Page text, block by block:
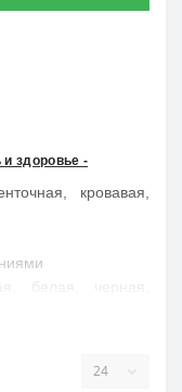
здоровье -
кровавая,
белая, черная,
врачует душу,